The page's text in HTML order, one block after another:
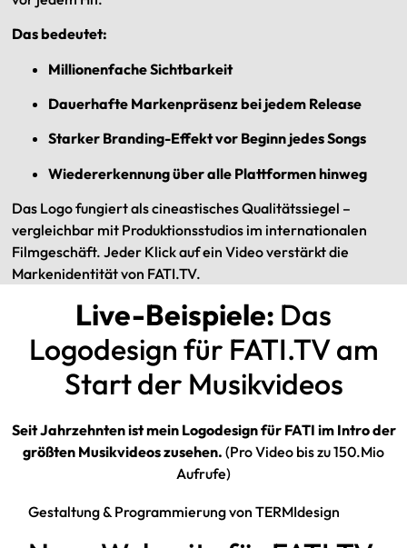
Das bedeutet:
Millionenfache Sichtbarkeit
Dauerhafte Markenpräsenz bei jedem Release
Starker Branding-Effekt vor Beginn jedes Songs
Wiedererkennung über alle Plattformen hinweg
Das Logo fungiert als cineastisches Qualitätssiegel –
vergleichbar mit Produktionsstudios im internationalen
Filmgeschäft. Jeder Klick auf ein Video verstärkt die
Markenidentität von FATI.TV.
Live-Beispiele: Das
Logodesign für FATI.TV am
Start der Musikvideos
Seit Jahrzehnten ist mein Logodesign für FATI im Intro der
größten Musikvideos zusehen. (Pro Video bis zu 150.Mio
Aufrufe)
Gestaltung & Programmierung von TERMIdesign